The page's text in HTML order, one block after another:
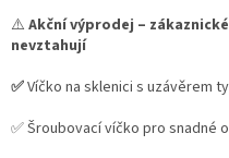
⚠️ Akční výprodej –
nevztahují
✅Víčko na sklenici s uzávěrem
✅ Šroubovací víčko pro snadné